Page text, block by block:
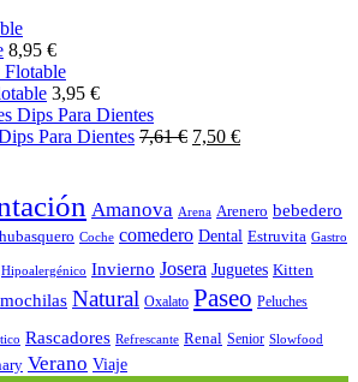
8,95 €
3,95 €
Para Dientes 7,61€ 7,50 €
Amanova Arena Arenero bebedero
Coche comedero Dental Estruvita Gastro
Hipoalergénico Invierno Josera Juguetes Kitten
mochilas Natural Oxalato Paseo Peluches
Rascadores Refrescante Renal Senior Slowfood
Verano Viaje